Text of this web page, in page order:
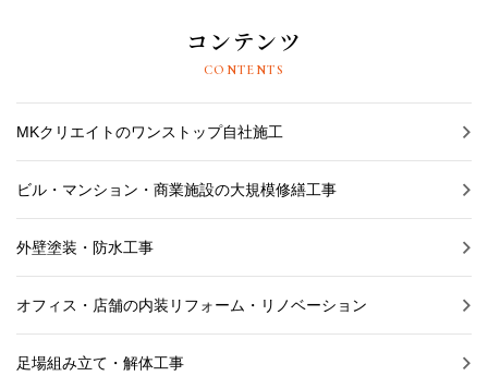
コンテンツ
CONTENTS
MKクリエイトのワンストップ自社施工
ビル・マンション・商業施設の大規模修繕工事
外壁塗装・防水工事
オフィス・店舗の内装リフォーム・リノベーション
足場組み立て・解体工事